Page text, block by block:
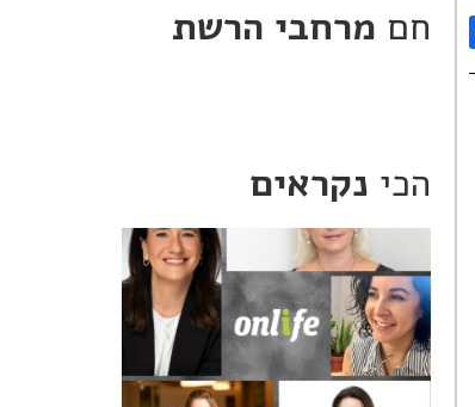
חם מרחבי הרשת
הכי נקראים